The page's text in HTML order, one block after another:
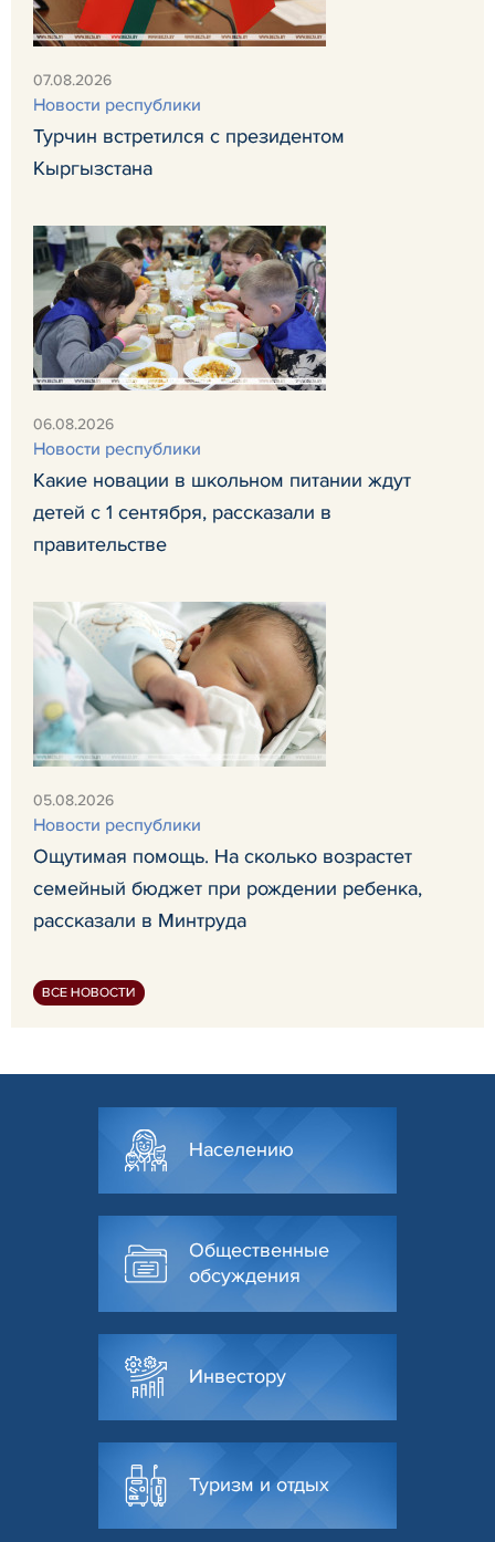
07.08.2026
Новости республики
Турчин встретился с президентом
Кыргызстана
06.08.2026
Новости республики
Какие новации в школьном питании ждут
детей с 1 сентября, рассказали в
правительстве
05.08.2026
Новости республики
Ощутимая помощь. На сколько возрастет
семейный бюджет при рождении ребенка,
рассказали в Минтруда
ВСЕ НОВОСТИ
Населению
Общественные
обсуждения
Инвестору
Туризм и отдых